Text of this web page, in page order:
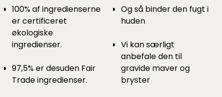
100% af ingredienserne
er certificeret
økologiske
ingredienser.
97,5% er desuden Fair
Trade ingredienser.
Og så binder den fugt i
huden
Vi kan særligt
anbefale den til
gravide maver og
bryster